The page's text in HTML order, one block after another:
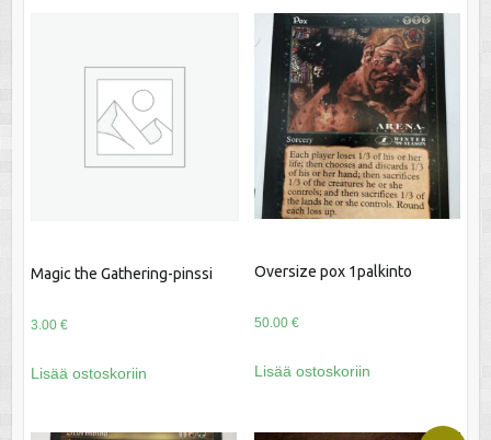
Magic the Gathering-pinssi
3.00 €
Lisää ostoskoriin
Oversize pox 1palkinto
50.00 €
Lisää ostoskoriin